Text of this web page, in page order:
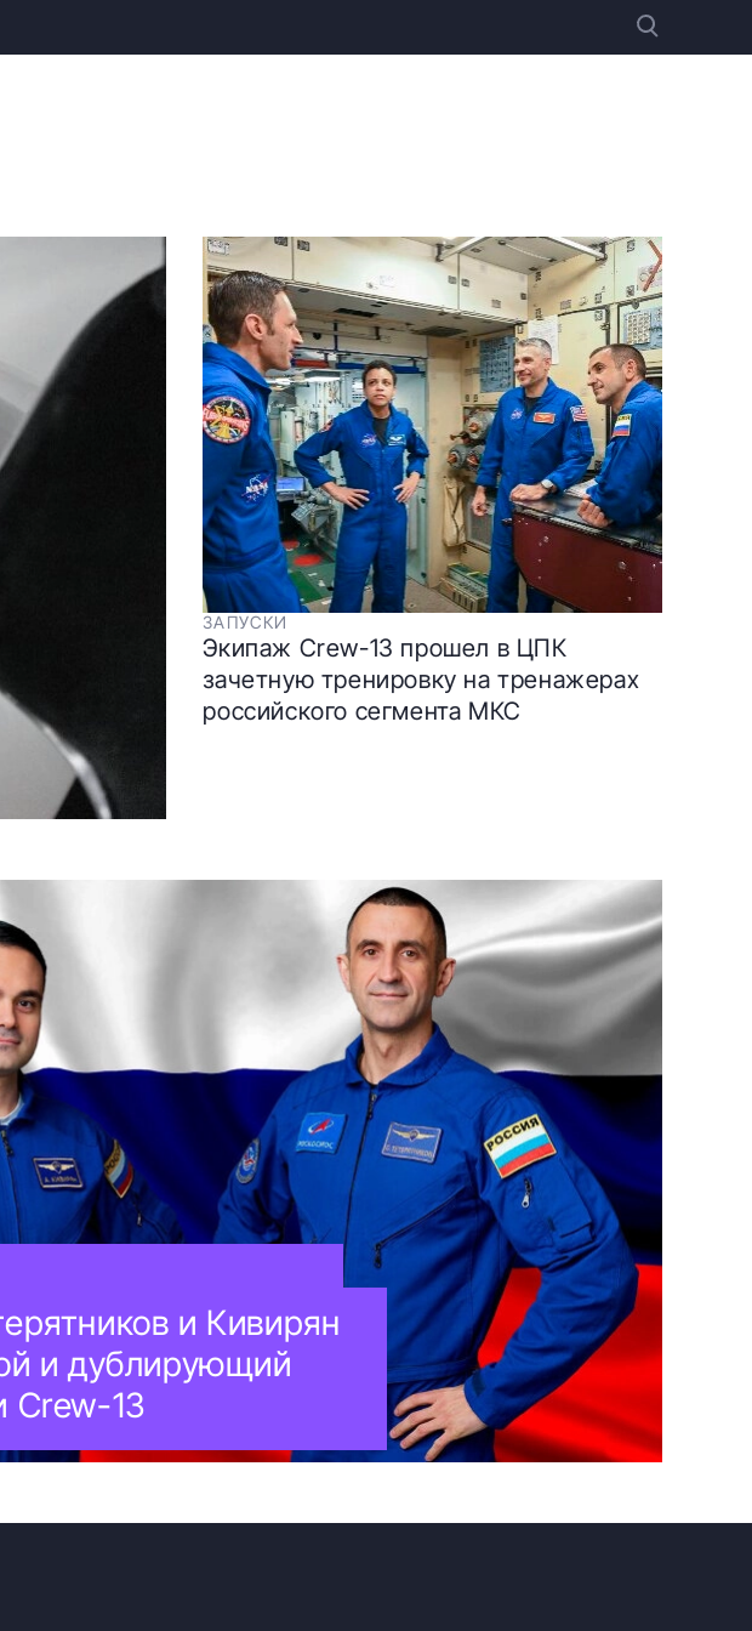
ЗАПУСКИ
Экипаж Crew-13 прошел в ЦПК
зачетную тренировку на тренажерах
российского сегмента МКС
и Кивирян
и дублирующий
Crew-13